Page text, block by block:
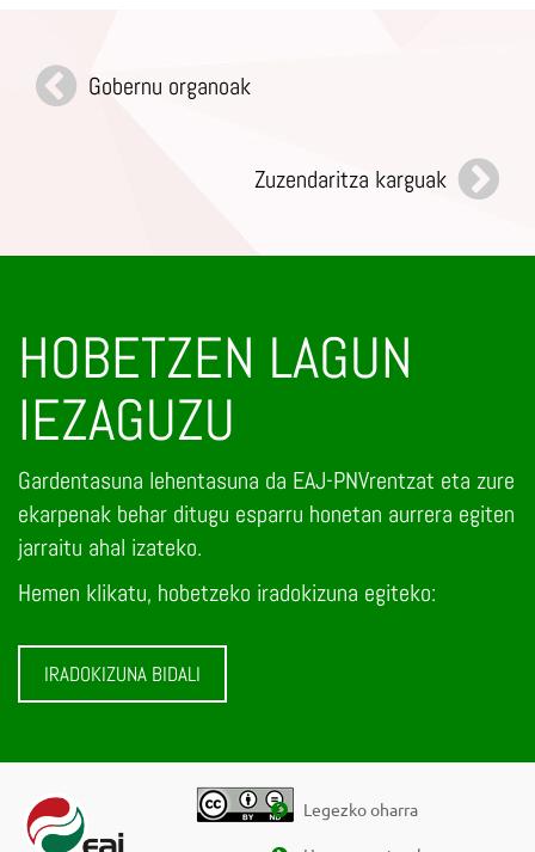
Gobernu organoak
Zuzendaritza karguak
HOBETZEN LAGUN
IEZAGUZU
Gardentasuna lehentasuna da EAJ-PNVrentzat eta zure
ekarpenak behar ditugu esparru honetan aurrera egiten
jarraitu ahal izateko.
Hemen klikatu, hobetzeko iradokizuna egiteko:
IRADOKIZUNA BIDALI
Legezko oharra